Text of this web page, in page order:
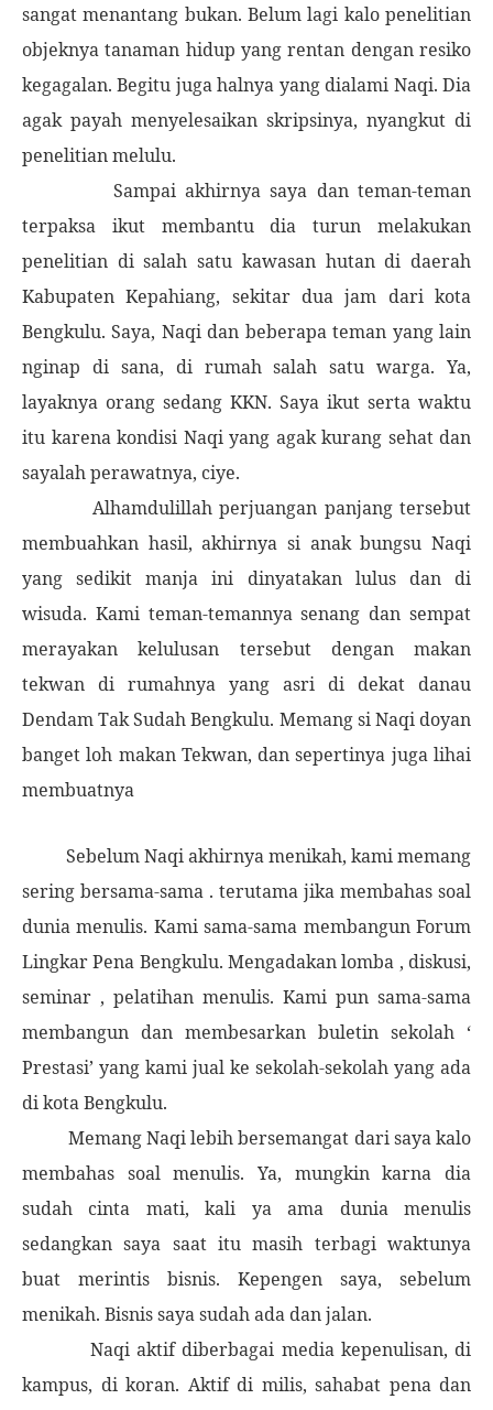
sangat menantang bukan. Belum lagi kalo penelitian
objeknya tanaman hidup yang rentan dengan resiko
kegagalan. Begitu juga halnya yang dialami Naqi. Dia
agak payah menyelesaikan skripsinya, nyangkut di
penelitian melulu.
Sampai akhirnya saya dan teman-teman
terpaksa ikut membantu dia turun melakukan
penelitian di salah satu kawasan hutan di daerah
Kabupaten Kepahiang, sekitar dua jam dari kota
Bengkulu. Saya, Naqi dan beberapa teman yang lain
nginap di sana, di rumah salah satu warga. Ya,
layaknya orang sedang KKN. Saya ikut serta waktu
itu karena kondisi Naqi yang agak kurang sehat dan
sayalah perawatnya, ciye.
Alhamdulillah perjuangan panjang tersebut
membuahkan hasil, akhirnya si anak bungsu Naqi
yang sedikit manja ini dinyatakan lulus dan di
wisuda. Kami teman-temannya senang dan sempat
merayakan kelulusan tersebut dengan makan
tekwan di rumahnya yang asri di dekat danau
Dendam Tak Sudah Bengkulu. Memang si Naqi doyan
banget loh makan Tekwan, dan sepertinya juga lihai
membuatnya
Sebelum Naqi akhirnya menikah, kami memang
sering bersama-sama . terutama jika membahas soal
dunia menulis. Kami sama-sama membangun Forum
Lingkar Pena Bengkulu. Mengadakan lomba , diskusi,
seminar , pelatihan menulis. Kami pun sama-sama
membangun dan membesarkan buletin sekolah ‘
Prestasi’ yang kami jual ke sekolah-sekolah yang ada
di kota Bengkulu.
Memang Naqi lebih bersemangat dari saya kalo
membahas soal menulis. Ya, mungkin karna dia
sudah cinta mati, kali ya ama dunia menulis
sedangkan saya saat itu masih terbagi waktunya
buat merintis bisnis. Kepengen saya, sebelum
menikah. Bisnis saya sudah ada dan jalan.
Naqi aktif diberbagai media kepenulisan, di
kampus, di koran. Aktif di milis, sahabat pena dan